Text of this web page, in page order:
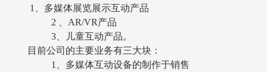
1
、多媒体展览展示互动产品
2
AR/VR产品
3 、儿童互动产品。
目前公司的主要业务有三大块：
1
、多媒体互动设备的制作于销售